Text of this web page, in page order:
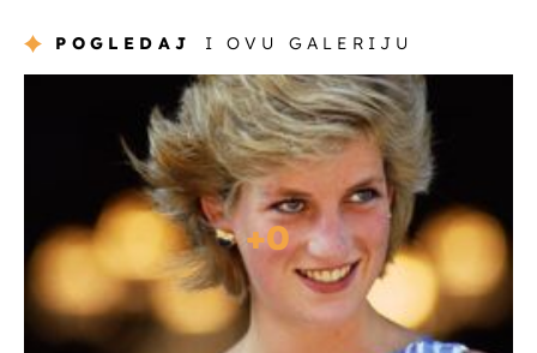
POGLEDAJ I OVU GALERIJU
+0